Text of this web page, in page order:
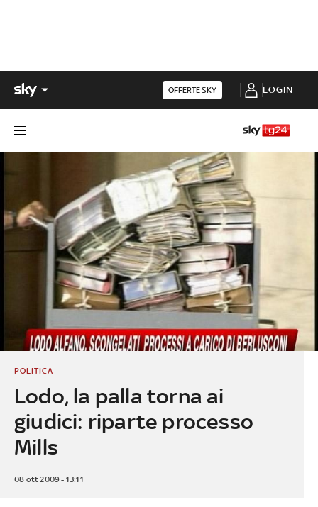
OFFERTE SKY LOGIN
Lodo, la palla torna ai
giudici: riparte processo
Mills
POLITICA
08 ott 2009 - 13:11